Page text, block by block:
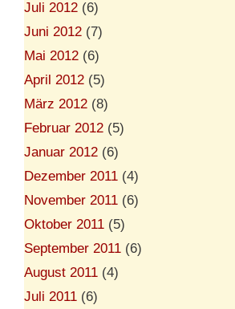
Juli 2012 (6)
Juni 2012 (7)
Mai 2012 (6)
April 2012 (5)
März 2012 (8)
Februar 2012 (5)
Januar 2012 (6)
Dezember 2011 (4)
November 2011 (6)
Oktober 2011 (5)
September 2011 (6)
August 2011 (4)
Juli 2011 (6)